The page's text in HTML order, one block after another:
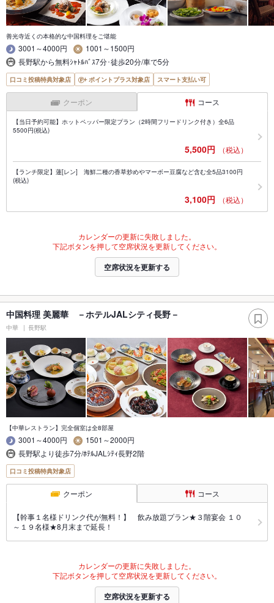
善光寺近くの本格的な中国料理をご堪能
3001～4000円
1001～1500円
長野駅から無料ｼｬﾄﾙﾊﾞｽ7分･徒歩20分/車で5分
口コミ投稿特典対象店 ポイントプラス対象店 スマート支払い可
クーポン コース
【当日予約可能】ホットペッパー限定プラン（2時間フリードリンク付き）全6品
5500円(税込)
5,500円 （税込）
【ランチ限定】蓮[レン] 海鮮二種の香草炒めやマーボー豆腐など含む全5品3100円
(税込)
3,100円 （税込）
カレンダーの更新に失敗しました。
下記ボタンを押して空席状況を更新してください。
空席状況を更新する
中国料理 美麗華 －ホテルJALシティ長野－
中華 長野駅
【中華レストラン】完全個室は全8部屋
3001～4000円
1501～2000円
長野駅より徒歩7分/ﾎﾃﾙJALｼﾃｨ長野2階
口コミ投稿特典対象店
クーポン コース
【幹事１名様ドリンク代が無料！】 飲み放題プラン★３階宴会 １０
～１９名様★8月末まで延長！
カレンダーの更新に失敗しました。
下記ボタンを押して空席状況を更新してください。
空席状況を更新する